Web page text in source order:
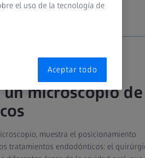
microscopio de
muestra el posicionamiento
tratamientos endodónticos: el
el uso de la tecnología de
Aceptar todo